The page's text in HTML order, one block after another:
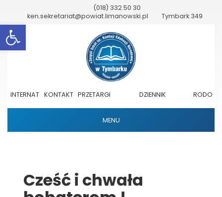
Otwórz pasek narzędzi
(018) 332 50 30
ken.sekretariat@powiat.limanowski.pl
Tymbark 349
INTERNAT KONTAKT PRZETARGI
DZIENNIK
RODO
MENU
Cześć i chwała